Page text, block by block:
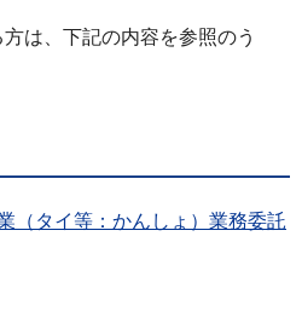
は、下記の内容を参照のう
（タイ等：かんしょ）業務委託